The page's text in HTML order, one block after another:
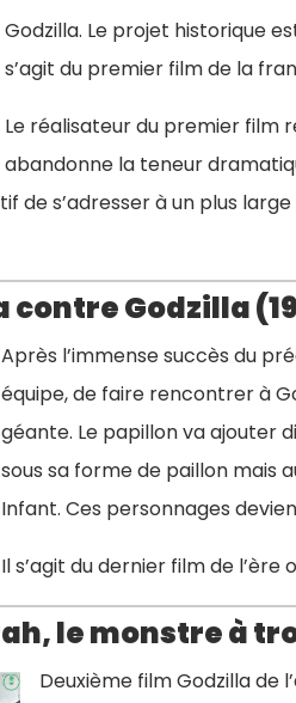
Godzilla. Le projet historique
s’agit du premier film de la
Le réalisateur du premier film
abandonne la teneur
de s’adresser à un plus
contre Godzilla
Après l’immense succès du
équipe, de faire rencontrer à
géante. Le papillon va ajouter
sous sa forme de paillon mais
Infant. Ces personnages
Il s’agit du dernier film de
le monstre à
Deuxième film Godzilla de